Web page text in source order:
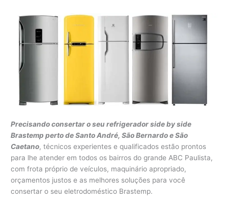
Precisando consertar o seu refrigerador side by side
Brastemp perto de Santo André, São Bernardo e São
Caetano, técnicos experientes e qualificados estão prontos
para lhe atender em todos os bairros do grande ABC Paulista,
com frota próprio de veículos, maquinário apropriado,
orçamentos justos e as melhores soluções para você
consertar o seu eletrodoméstico Brastemp.